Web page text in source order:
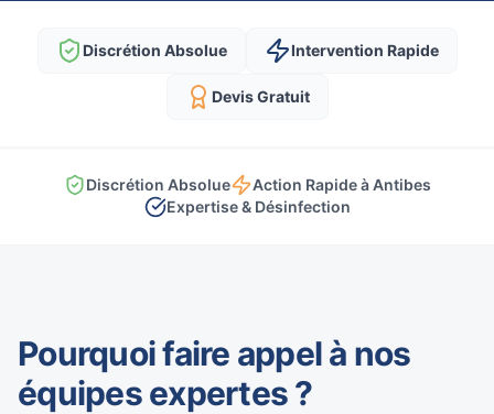
Discrétion Absolue Intervention Rapide
Devis Gratuit
Discrétion Absolue
Action Rapide à Antibes
Expertise & Désinfection
Pourquoi faire appel à nos
équipes expertes ?